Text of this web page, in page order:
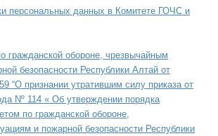
персональных данных в Комитете ГОЧС и
гражданской обороне, чрезвычайным
безопасности Республики Алтай от
“О признании утратившим силу приказа от
Nº 114 « Об утверждении порядка
по гражданской обороне,
и пожарной безопасности Республики